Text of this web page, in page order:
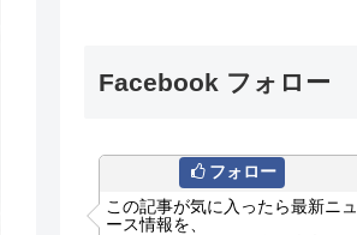
Facebook フォロー
フォロー
この記事が気に入ったら最新ニュ
ース情報を、